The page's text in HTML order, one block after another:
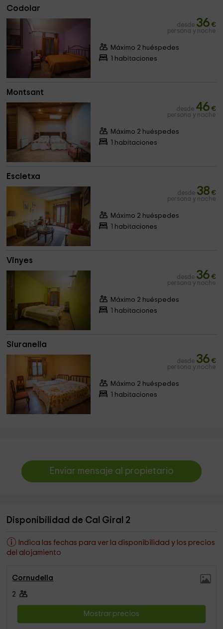
Codolar
desde 36 €
persona y noche
Máximo 2 huéspedes
1 habitaciones
Montsant
desde 46 €
persona y noche
Máximo 2 huéspedes
1 habitaciones
Escletxa
desde 38 €
persona y noche
Máximo 2 huéspedes
1 habitaciones
Vinyes
desde 36 €
persona y noche
Máximo 2 huéspedes
1 habitaciones
Siuranella
desde 36 €
persona y noche
Máximo 2 huéspedes
1 habitaciones
Enviar mensaje al propietario
Disponibilidad de Cal Giral 2
Indica las fechas para ver la disponibilidad y los precios
del alojamiento
Cornudella
2
Mostrar precios